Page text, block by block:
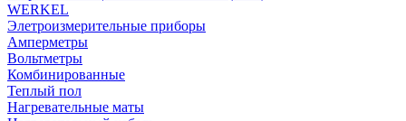
WERKEL
Элетроизмерительные приборы
Амперметры
Вольтметры
Комбинированные
Теплый пол
Нагревательные маты